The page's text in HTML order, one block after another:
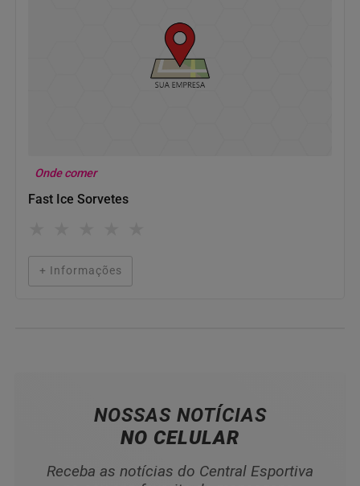
Onde comer
Fast Ice Sorvetes
+ Informações
NOSSAS NOTÍCIAS
NO CELULAR
Receba as notícias do Central Esportiva